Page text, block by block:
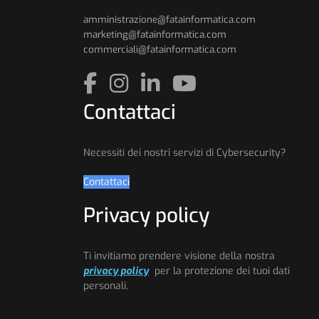
amministrazione@fatainformatica.com
marketing@fatainformatica.com
commerciali@fatainformatica.com
Contattaci
Necessiti dei nostri servizi di Cybersecurity?
Contattaci
Privacy policy
Ti invitiamo prendere visione della nostra
privacy policyper la protezione dei tuoi dati
personali.